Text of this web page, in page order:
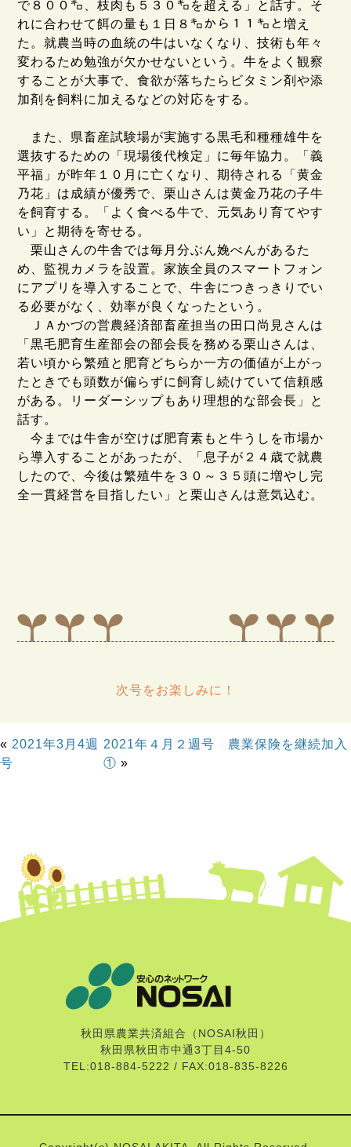
で８００㌔、枝肉も５３０㌔を超える」と話す。そ
れに合わせて餌の量も１日８㌔から１１㌔と増え
た。就農当時の血統の牛はいなくなり、技術も年々
変わるため勉強が欠かせないという。牛をよく観察
することが大事で、食欲が落ちたらビタミン剤や添
加剤を飼料に加えるなどの対応をする。
また、県畜産試験場が実施する黒毛和種種雄牛を
選抜するための「現場後代検定」に毎年協力。「義
平福」が昨年１０月に亡くなり、期待される「黄金
乃花」は成績が優秀で、栗山さんは黄金乃花の子牛
を飼育する。「よく食べる牛で、元気あり育てやす
い」と期待を寄せる。
栗山さんの牛舎では毎月分ぶん娩べんがあるた
め、監視カメラを設置。家族全員のスマートフォン
にアプリを導入することで、牛舎につきっきりでい
る必要がなく、効率が良くなったという。
ＪＡかづの営農経済部畜産担当の田口尚見さんは
「黒毛肥育生産部会の部会長を務める栗山さんは、
若い頃から繁殖と肥育どちらか一方の価値が上がっ
たときでも頭数が偏らずに飼育し続けていて信頼感
がある。リーダーシップもあり理想的な部会長」と
話す。
今までは牛舎が空けば肥育素もと牛うしを市場か
ら導入することがあったが、「息子が２４歳で就農
したので、今後は繁殖牛を３０～３５頭に増やし完
全一貫経営を目指したい」と栗山さんは意気込む。
次号をお楽しみに！
« 2021年3月4週
号
2021年４月２週号 農業保険を継続加入
① »
秋田県農業共済組合（NOSAI秋田）
秋田県秋田市中通3丁目4-50
TEL:018-884-5222 / FAX:018-835-8226